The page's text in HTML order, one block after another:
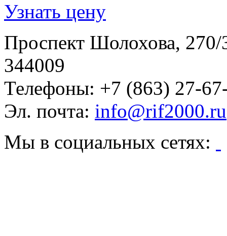
Узнать цену
Проспект Шолохова, 270/
344009
Телефоны: +7 (863) 27-
Эл. почта: info@rif2000.ru
Мы в социальных сетях: